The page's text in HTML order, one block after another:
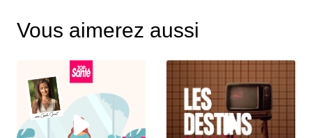
1955)
Kangourou, un chef-d'œuvre du design moderne
Fauteuil Eames Lounge - 1956
00:04:18 - IL Y A 1 AN
Découvrez le fauteuil Eames Lounge, une icône
Vous aimerez aussi